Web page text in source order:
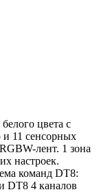
цвета с
и 11 сенсорных
лент. 1 зона
настроек.
команд DT8:
DT8 4 каналов